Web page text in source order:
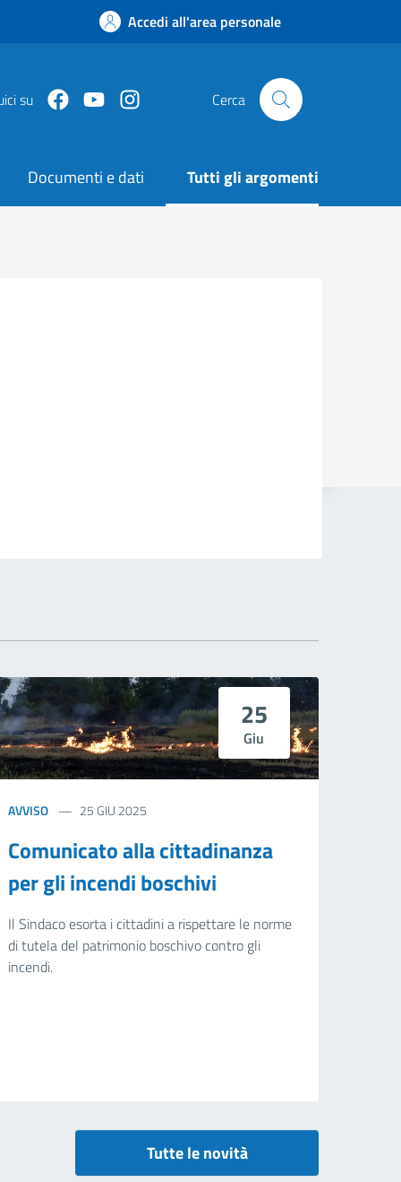
Accedi all'area personale
su FacebookYoutubeInstagram Cerca
Documenti e dati Tutti gli argomenti
25
Giu
AVVISO 25 GIU 2025
Comunicato alla cittadinanza
per gli incendi boschivi
Il Sindaco esorta i cittadini a rispettare le norme
di tutela del patrimonio boschivo contro gli
incendi.
Tutte le novità